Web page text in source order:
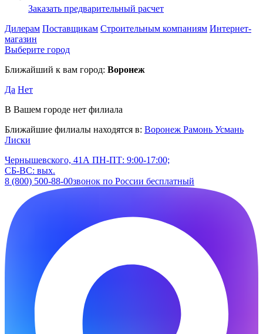
Заказать предварительный расчет
Дилерам Поставщикам Строительным компаниям Интернет-
магазин
Выберите город
Ближайший к вам город: Воронеж
Да Нет
В Вашем городе нет филиала
Ближайшие филиалы находятся в: Воронеж Рамонь Усмань
Лиски
Чернышевского, 41А ПН-ПТ: 9:00-17:00;
СБ-ВС: вых.
8 (800) 500-88-00звонок по России бесплатный